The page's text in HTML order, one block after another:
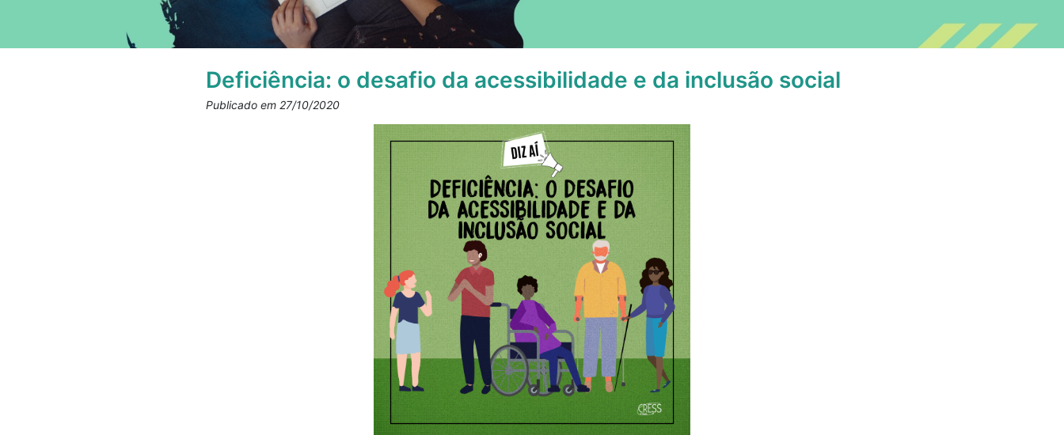
Deficiência: o desafio da acessibilidade e da inclusão social
Publicado em 27/10/2020